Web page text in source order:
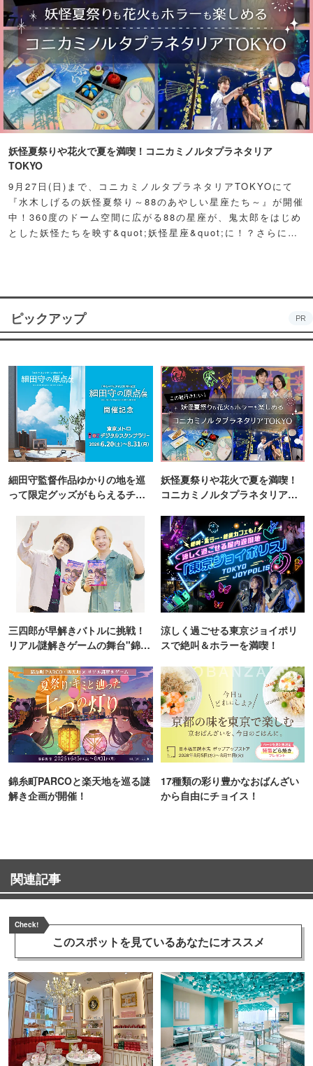
妖怪夏祭りや花火で夏を満喫！コニカミノルタプラネタリア
TOKYO
9月27日(日)まで、コニカミノルタプラネタリアTOKYOにて
『水木しげるの妖怪夏祭り～88のあやしい星座たち～』が開催
中！360度のドーム空間に広がる88の星座が、鬼太郎をはじめ
とした妖怪たちを映す&quot;妖怪星座&quot;に！？さらに例
ピックアップ PR
細田守監督作品ゆかりの地を巡
って限定グッズがもらえるチャ
妖怪夏祭りや花火で夏を満喫！
コニカミノルタプラネタリア
三四郎が早解きバトルに挑戦！
リアル謎解きゲームの舞台"錦糸
涼しく過ごせる東京ジョイポリ
スで絶叫＆ホラーを満喫！
錦糸町PARCOと楽天地を巡る謎
解き企画が開催！
17種類の彩り豊かなおばんざい
から自由にチョイス！
関連記事
Check!
このスポットを見ているあなたにオススメ